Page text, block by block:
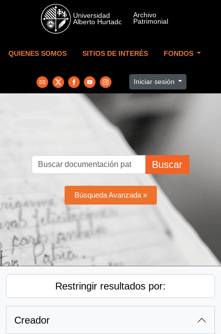
Skip to main content
QUIENES SOMOS SITIOS DE INTERÉS FONDOS
Iniciar sesión
Buscar
Búsqueda Avanzada »
Restringir resultados por:
Creador